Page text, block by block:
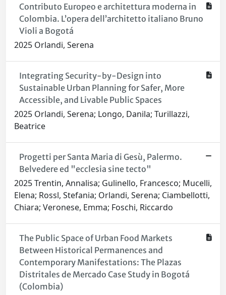
Contributo Europeo e architettura moderna in
Colombia. L’opera dell’architetto italiano Bruno
Violi a Bogotá
2025 Orlandi, Serena
Integrating Security-by-Design into
Sustainable Urban Planning for Safer, More
Accessible, and Livable Public Spaces
2025 Orlandi, Serena; Longo, Danila; Turillazzi,
Beatrice
Progetti per Santa Maria di Gesù, Palermo.
Belvedere ed "ecclesia sine tecto"
2025 Trentin, Annalisa; Gulinello, Francesco; Mucelli,
Elena; Rossl, Stefania; Orlandi, Serena; Ciambellotti,
Chiara; Veronese, Emma; Foschi, Riccardo
The Public Space of Urban Food Markets
Between Historical Permanences and
Contemporary Manifestations: The Plazas
Distritales de Mercado Case Study in Bogotá
(Colombia)